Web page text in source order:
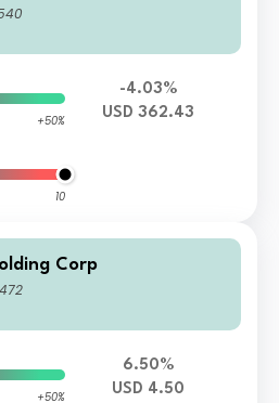
+50%
10
-4.03%
USD 362.43
Corp
+50%
6.50%
USD 4.50